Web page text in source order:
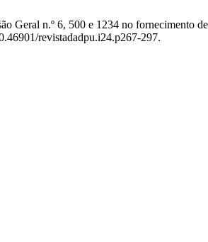
Geral n.º 6, 500 e 1234 no fornecimento
revistadadpu.i24.p267-297.